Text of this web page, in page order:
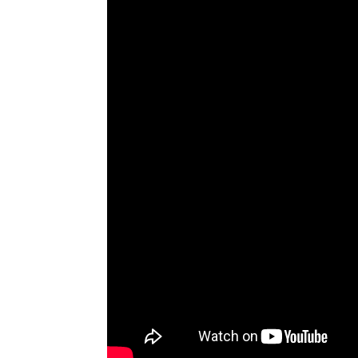
sind nicht nur auf Teneriffa beschränkt,